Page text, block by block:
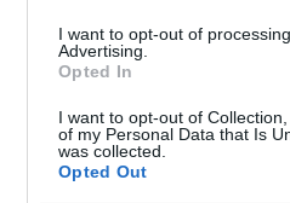
I want to opt-out of
Advertising.
Opted In
I want to opt-out of
of my Personal Data that Is
was collected.
Opted Out